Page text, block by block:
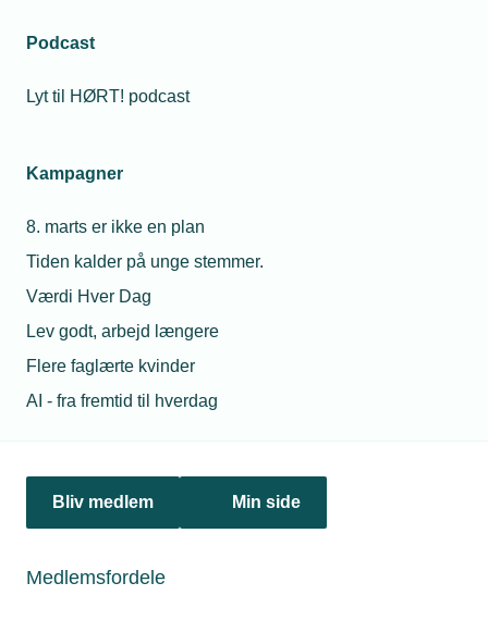
Podcast
Lyt til HØRT! podcast
Kampagner
8. marts er ikke en plan
Tiden kalder på unge stemmer.
Værdi Hver Dag
Lev godt, arbejd længere
Flere faglærte kvinder
AI - fra fremtid til hverdag
Bliv medlem Min side
Medlemsfordele
Hæv KM-penge på papegøjeplader
papegøjeplader. Læs analysen her fra BDO's ekspert.
landets omkring 90.000 firmabiler er trådt i kraft den 1. juli